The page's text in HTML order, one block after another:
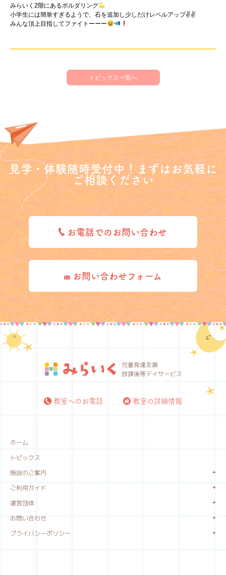
みらいく2階にあるボルダリング
小学生には簡単すぎるようで、石を追加し少しだけレベルアップ✌️✌️
みんな頂上目指してファイトーーー
トピックス一覧へ
見学・体験随時受付中！まずはお気軽に
ご相談ください
お電話でのお問い合わせ
お問い合わせフォーム
児童発達支援
放課後等デイサービス
教室へのお電話 教室の詳細情報
ホーム
トピックス
施設のご案内
ご利用ガイド
運営団体
お問い合わせ
プライバシーポリシー